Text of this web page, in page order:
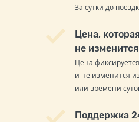
За сутки до
Цена, которая
не изменится
Цена
и не изменится
или времени
Поддержка